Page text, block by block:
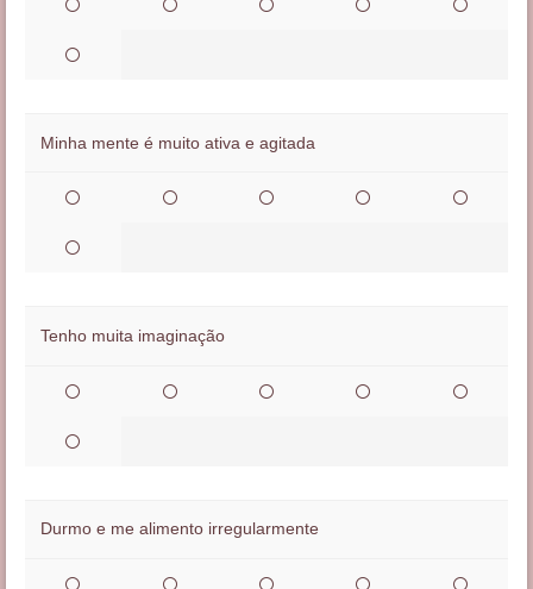
Minha mente é muito ativa e agitada
Tenho muita imaginação
Durmo e me alimento irregularmente